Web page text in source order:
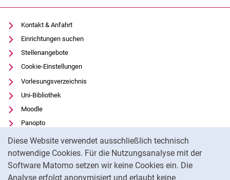
Diese Website verwendet ausschließlich technisch
notwendige Cookies. Für die Nutzungsanalyse mit der
Software Matomo setzen wir keine Cookies ein. Die
Analyse erfolgt anonymisiert und erlaubt keine
Kontakt & Anfahrt
Einrichtungen suchen
Stellenangebote
Cookie-Einstellungen
Vorlesungsverzeichnis
Uni-Bibliothek
Moodle
Panopto
Datenschutz
Barrierefreiheit
Transparenter KI-Einsatz